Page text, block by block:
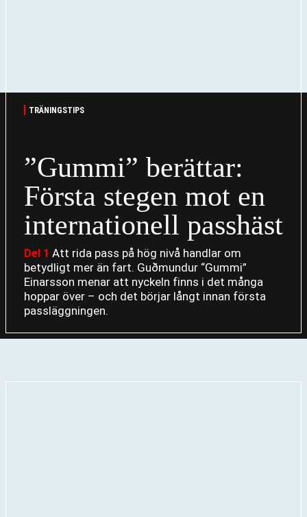
TRÄNINGSTIPS
”Gummi” berättar:
Första stegen mot en
internationell passhäst
Del 1 Att rida pass på hög nivå handlar om
betydligt mer än fart. Guðmundur “Gummi”
Einarsson menar att nyckeln finns i det många
hoppar över – och det börjar långt innan första
passläggningen.